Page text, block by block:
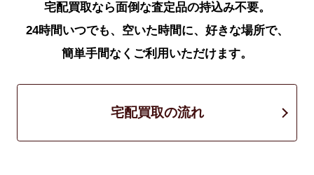
宅配買取なら面倒な査定品の持込み不要。
24時間いつでも、空いた時間に、好きな場所で、
簡単手間なくご利用いただけます。
宅配買取の流れ